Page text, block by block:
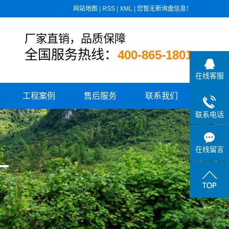
网站地图 RSS XML 您暂无新询盘信息！
厂家直销，品质保障
全国服务热线： 400-865-1801
工程案例
住宅小区供水
城乡水厂供水
学校、医院供水
高速公路供水
小区板式换热设备
消防气体顶压设备
售后服务 联系我们
在线客服
联系电话
在线留言